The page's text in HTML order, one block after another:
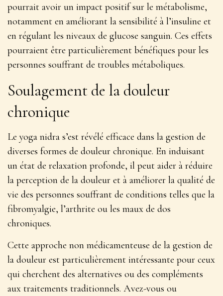
pourrait avoir un impact positif sur le métabolisme,
notamment en améliorant la sensibilité à l’insuline et
en régulant les niveaux de glucose sanguin. Ces effets
pourraient être particulièrement bénéfiques pour les
personnes souffrant de troubles métaboliques.
Soulagement de la douleur
chronique
Le yoga nidra s’est révélé efficace dans la gestion de
diverses formes de douleur chronique. En induisant
un état de relaxation profonde, il peut aider à réduire
la perception de la douleur et à améliorer la qualité de
vie des personnes souffrant de conditions telles que la
fibromyalgie, l’arthrite ou les maux de dos
chroniques.
Cette approche non médicamenteuse de la gestion de
la douleur est particulièrement intéressante pour ceux
qui cherchent des alternatives ou des compléments
aux traitements traditionnels. Avez-vous ou